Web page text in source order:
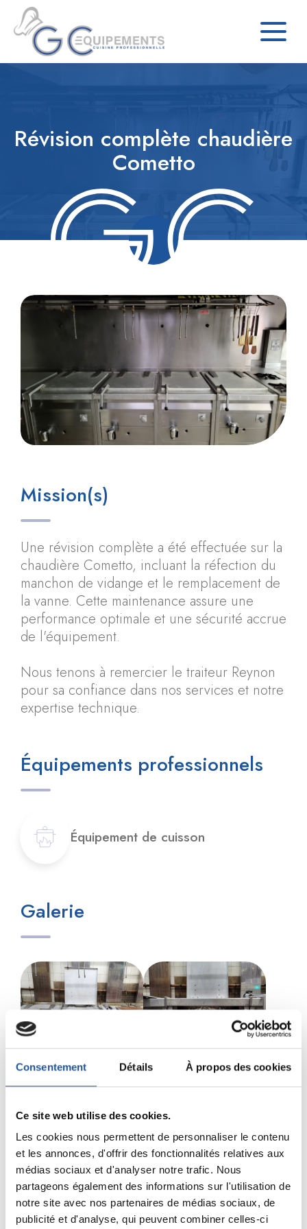
Consentement Détails À propos des cookies
Ce site web utilise des cookies.
Les cookies nous permettent de personnaliser le contenu
et les annonces, d'offrir des fonctionnalités relatives aux
médias sociaux et d'analyser notre trafic. Nous
partageons également des informations sur l'utilisation de
notre site avec nos partenaires de médias sociaux, de
publicité et d'analyse, qui peuvent combiner celles-ci
Révision complète chaudière
Cometto
Mission(s)
Une révision complète a été effectuée sur la
chaudière Cometto, incluant la réfection du
manchon de vidange et le remplacement de
la vanne. Cette maintenance assure une
performance optimale et une sécurité accrue
de l'équipement.
Nous tenons à remercier le traiteur Reynon
pour sa confiance dans nos services et notre
expertise technique.
Équipements professionnels
Équipement de cuisson
Galerie
Partagez sur :
Autres réalisations
équipement de cuisson